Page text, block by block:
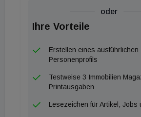
Immobilienbranche mitzugestalten.
dass wir mit Natalie Maaß eine
haben, die durch maßgeschneiderte
Finanzierungspläne unser
und ideale Lösungen für unsere
Investoren finden wird. Christian
oder
Ihre Vorteile
Erstellen eines ausführlichen
Personenprofils
Testweise 3 Immobilien
Printausgaben
Lesezeichen für Artikel, Jobs